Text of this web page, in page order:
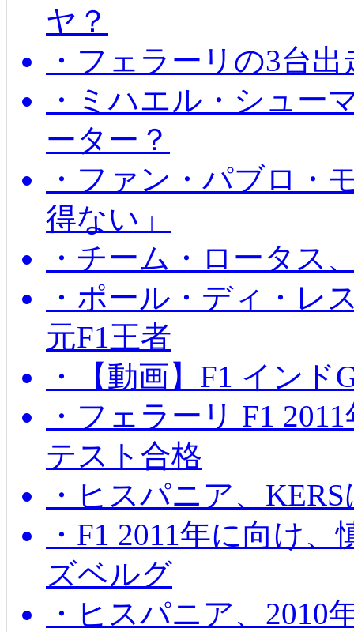
ヤ？
・フェラーリの3台
・ミハエル・シュー
ーター？
・ファン・パブロ・
得ない」
・チーム・ロータス
・ポール・ディ・レ
元F1王者
・【動画】F1 イン
・フェラーリ F1
テスト合格
・ヒスパニア、
・F1 2011年に向け
ズベルグ
・ヒスパニア、2010